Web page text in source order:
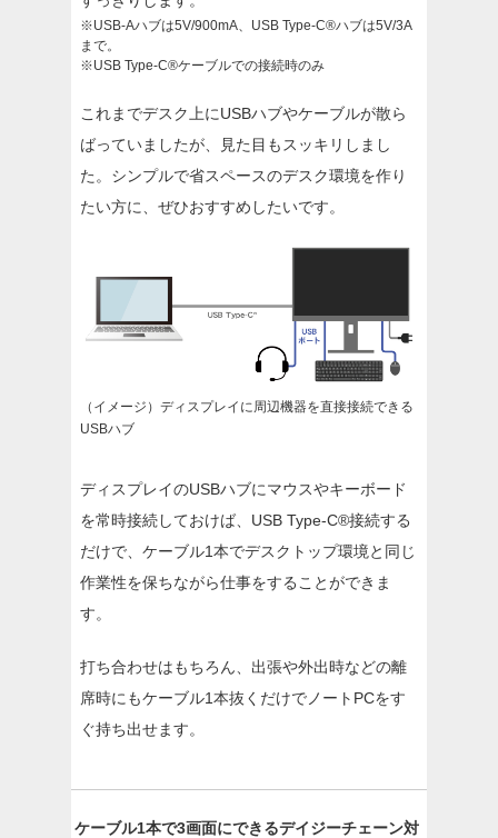
※USB-Aハブは5V/900mA、USB Type-C®ハブは5V/3A
まで。
※USB Type-C®ケーブルでの接続時のみ
これまでデスク上にUSBハブやケーブルが散ら
ばっていましたが、見た目もスッキリしまし
た。シンプルで省スペースのデスク環境を作り
たい方に、ぜひおすすめしたいです。
（イメージ）ディスプレイに周辺機器を直接接続できる
USBハブ
ディスプレイのUSBハブにマウスやキーボード
を常時接続しておけば、USB Type-C®接続する
だけで、ケーブル1本でデスクトップ環境と同じ
作業性を保ちながら仕事をすることができま
す。
打ち合わせはもちろん、出張や外出時などの離
席時にもケーブル1本抜くだけでノートPCをす
ぐ持ち出せます。
ケーブル1本で3画面にできるデイジーチェーン対